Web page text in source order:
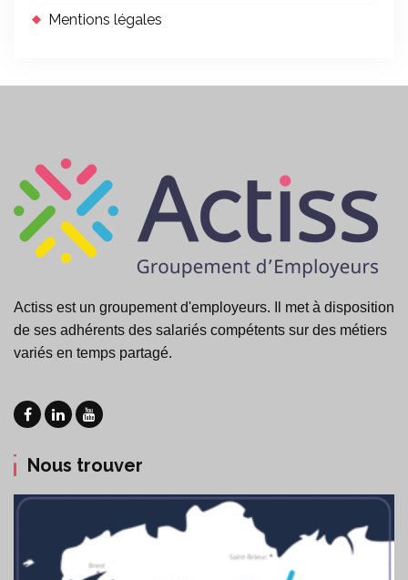
Mentions légales
Actiss est un groupement d'employeurs. Il met à disposition
de ses adhérents des salariés compétents sur des métiers
variés en temps partagé.
Nous trouver